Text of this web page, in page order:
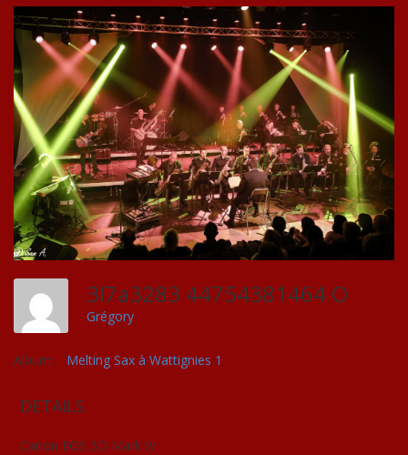
3l7a3283 44754381464 O
Grégory
Album: Melting Sax à Wattignies 1
DETAILS
Canon EOS 5D Mark IV